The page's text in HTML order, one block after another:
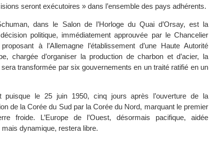
seront exécutoires » dans l’ensemble des pays adhérents.
dans le Salon de l’Horloge du Quai d’Orsay, est la
politique, immédiatement approuvée par le Chancelier
à l’Allemagne l’établissement d’une Haute Autorité
chargée d’organiser la production de charbon et d’acier, la
transformée par six gouvernements en un traité ratifié en un
puisque le 25 juin 1950, cinq jours après l’ouverture de la
de la Corée du Sud par la Corée du Nord, marquant le premier
froide. L’Europe de l’Ouest, désormais pacifique, aidée
dynamique, restera libre.